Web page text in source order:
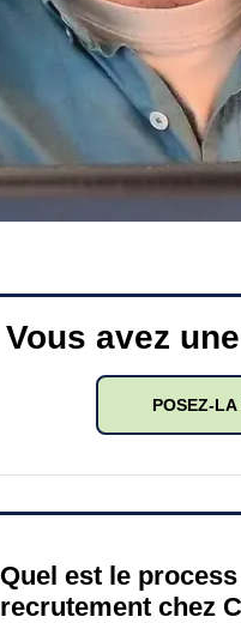
Vous avez
POSEZ-LA
Quel est le
recrutement chez